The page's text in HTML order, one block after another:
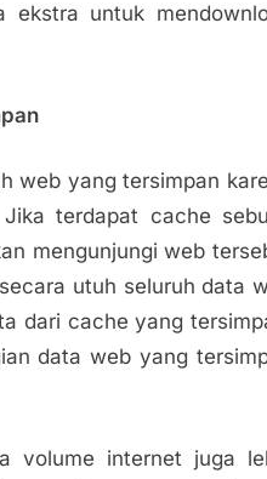
ekstra untuk
web yang tersimpan
terdapat cache
mengunjungi web
utuh seluruh data
dari cache yang
data web yang
volume internet juga